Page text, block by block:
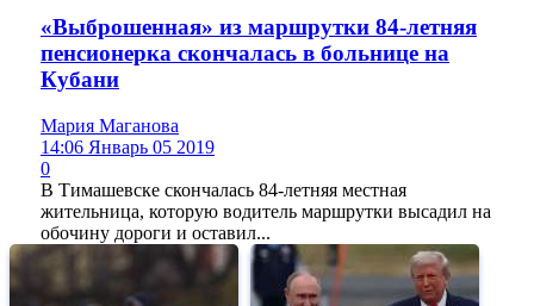
«Выброшенная» из маршрутки 84-летняя
пенсионерка скончалась в больнице на
Кубани
Мария Маганова
14:06 Январь 05 2019
0
В Тимашевске скончалась 84-летняя местная
жительница, которую водитель маршрутки высадил на
обочину дороги и оставил...